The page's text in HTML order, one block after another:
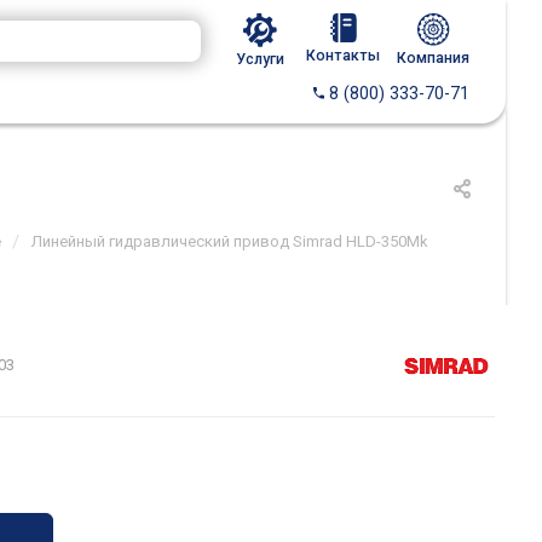
Услуги Контакты Компания
8 (800) 333-70-71
/ Линейный гидравлический привод Simrad HLD-350Mk